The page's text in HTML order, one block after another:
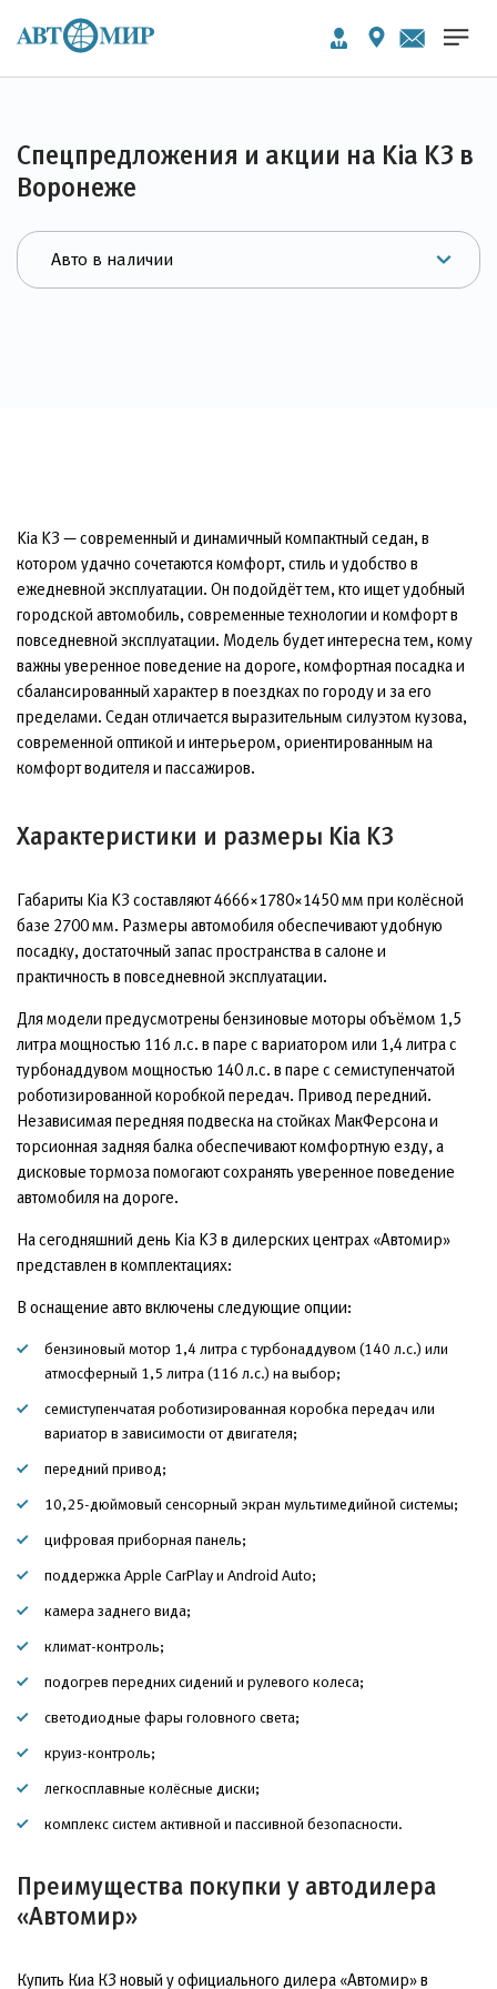
Спецпредложения и акции на Kia K3 в
Воронеже
Kia K3 — современный и динамичный компактный седан, в
котором удачно сочетаются комфорт, стиль и удобство в
ежедневной эксплуатации. Он подойдёт тем, кто ищет удобный
городской автомобиль, современные технологии и комфорт в
повседневной эксплуатации. Модель будет интересна тем, кому
важны уверенное поведение на дороге, комфортная посадка и
сбалансированный характер в поездках по городу и за его
пределами. Седан отличается выразительным силуэтом кузова,
современной оптикой и интерьером, ориентированным на
комфорт водителя и пассажиров.
Характеристики и размеры Kia K3
Габариты Kia K3 составляют 4666×1780×1450 мм при колёсной
базе 2700 мм. Размеры автомобиля обеспечивают удобную
посадку, достаточный запас пространства в салоне и
практичность в повседневной эксплуатации.
Для модели предусмотрены бензиновые моторы объёмом 1,5
литра мощностью 116 л.с. в паре с вариатором или 1,4 литра с
турбонаддувом мощностью 140 л.с. в паре с семиступенчатой
роботизированной коробкой передач. Привод передний.
Независимая передняя подвеска на стойках МакФерсона и
торсионная задняя балка обеспечивают комфортную езду, а
дисковые тормоза помогают сохранять уверенное поведение
автомобиля на дороге.
На сегодняшний день Kia K3 в дилерских центрах «Автомир»
представлен в комплектациях:
В оснащение авто включены следующие опции:
бензиновый мотор 1,4 литра с турбонаддувом (140 л.с.) или
атмосферный 1,5 литра (116 л.с.) на выбор;
семиступенчатая роботизированная коробка передач или
вариатор в зависимости от двигателя;
передний привод;
10,25-дюймовый сенсорный экран мультимедийной системы;
цифровая приборная панель;
поддержка Apple CarPlay и Android Auto;
камера заднего вида;
климат-контроль;
подогрев передних сидений и рулевого колеса;
светодиодные фары головного света;
круиз-контроль;
легкосплавные колёсные диски;
комплекс систем активной и пассивной безопасности.
Преимущества покупки у автодилера
«Автомир»
Купить Киа К3 новый у официального дилера «Автомир» в